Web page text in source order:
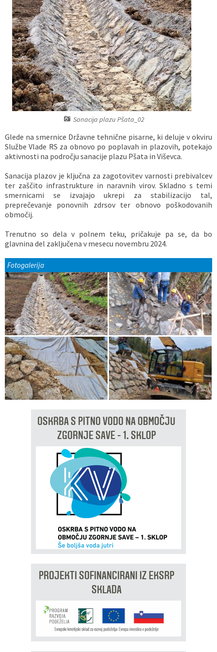
Sanacija plazu Pšata_02
Glede na smernice Državne tehnične pisarne, ki deluje v okviru
Službe Vlade RS za obnovo po poplavah in plazovih, potekajo
aktivnosti na področju sanacije plazu Pšata in Viševca.
Sanacija plazov je ključna za zagotovitev varnosti prebivalcev
ter zaščito infrastrukture in naravnih virov. Skladno s temi
smernicami se izvajajo ukrepi za stabilizacijo tal,
preprečevanje ponovnih zdrsov ter obnovo poškodovanih
območij.
Trenutno so dela v polnem teku, pričakuje pa se, da bo
glavnina del zaključena v mesecu novembru 2024.
Fotogalerija
OSKRBA S PITNO VODO NA OBMOČJU
ZGORNJE SAVE - 1. SKLOP
PROJEKTI SOFINANCIRANI IZ EKSRP
SKLADA
Vaške skupnosti
Častno razsodišče
Medobčinski inšpektorat
Gasilstvo, zaščita in reševanje
Načrt ravnanja s stvarnim premoženjem
Galerija slik
MojaObčina.si
Dokumenti v javni obravnavi